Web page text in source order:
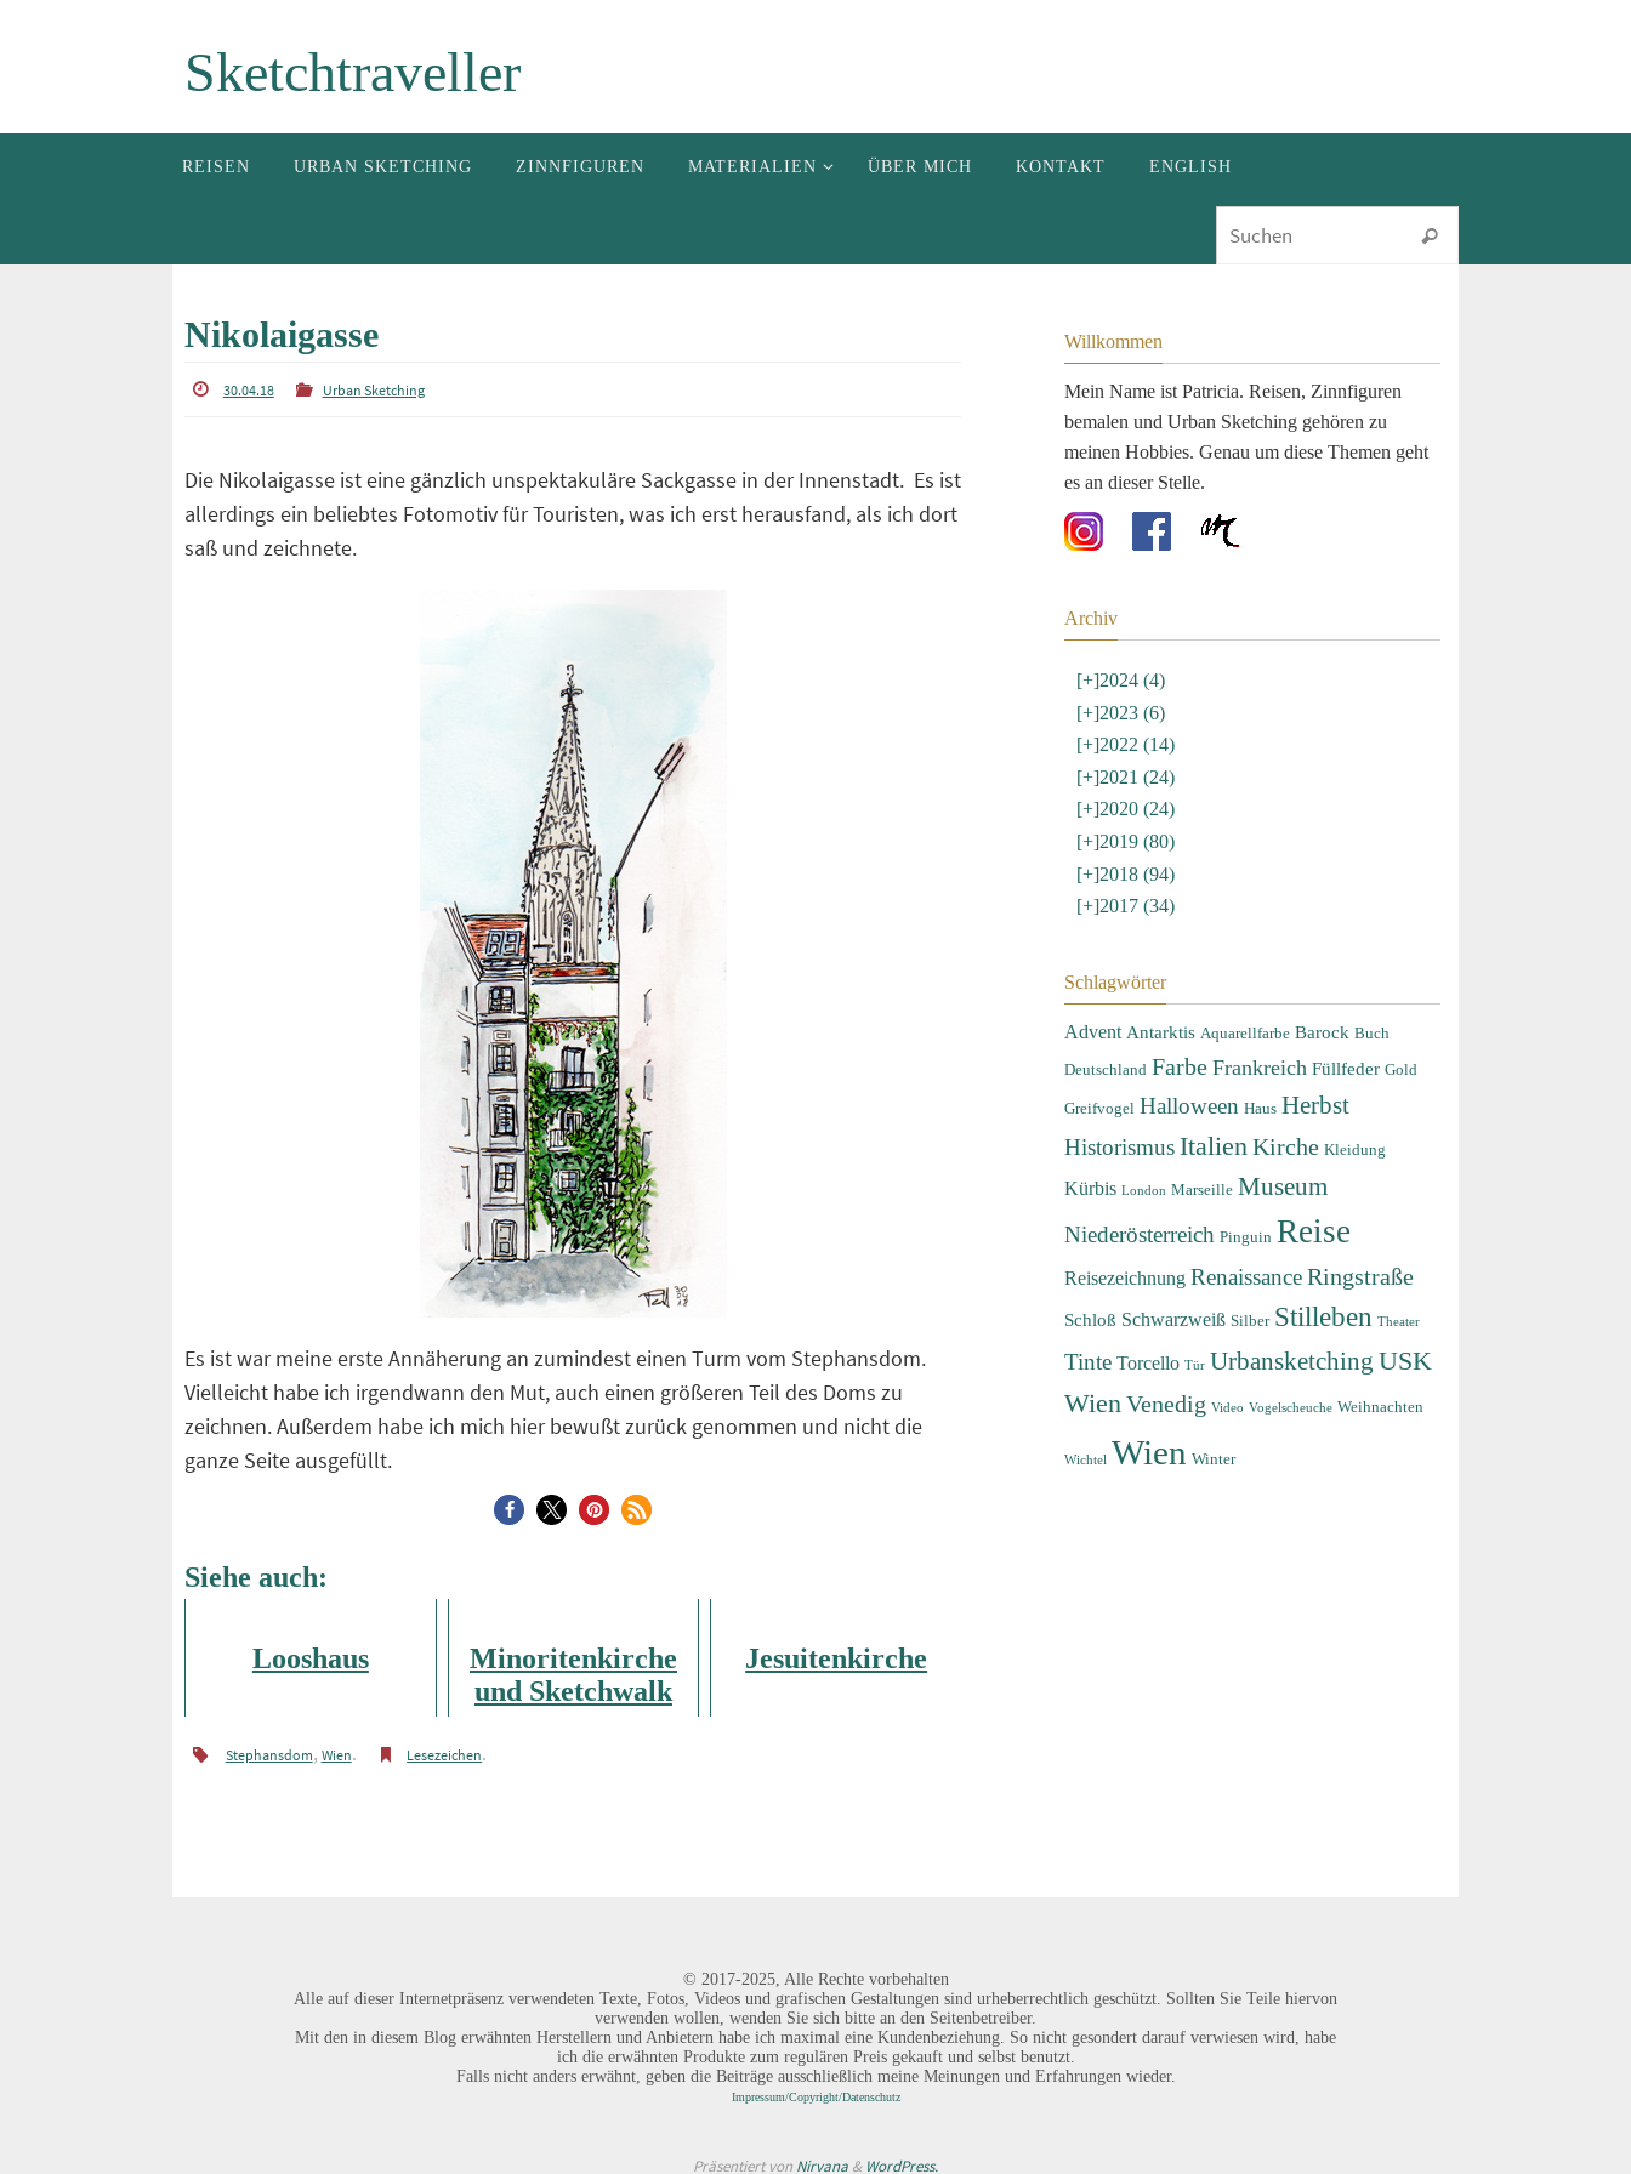
Sketchtraveller
REISEN URBAN SKETCHING ZINNFIGUREN MATERIALIEN ÜBER MICH KONTAKT ENGLISH
Suchen
Nikolaigasse
30.04.18 Urban Sketching
Die Nikolaigasse ist eine gänzlich unspektakuläre Sackgasse in der Innenstadt. Es ist
allerdings ein beliebtes Fotomotiv für Touristen, was ich erst herausfand, als ich dort
saß und zeichnete.
Es ist war meine erste Annäherung an zumindest einen Turm vom Stephansdom.
Vielleicht habe ich irgendwann den Mut, auch einen größeren Teil des Doms zu
zeichnen. Außerdem habe ich mich hier bewußt zurück genommen und nicht die
ganze Seite ausgefüllt.
Siehe auch:
Looshaus
Minoritenkirche
und Sketchwalk
Jesuitenkirche
Stephansdom, Wien. Lesezeichen.
Willkommen
Mein Name ist Patricia. Reisen, Zinnfiguren
bemalen und Urban Sketching gehören zu
meinen Hobbies. Genau um diese Themen geht
es an dieser Stelle.
Archiv
[+]2024 (4)
[+]2023 (6)
[+]2022 (14)
[+]2021 (24)
[+]2020 (24)
[+]2019 (80)
[+]2018 (94)
[+]2017 (34)
Schlagwörter
Advent Antarktis Aquarellfarbe Barock Buch
Deutschland Farbe Frankreich Füllfeder Gold
Greifvogel Halloween Haus Herbst
HistorismusItalien Kirche Kleidung
Kürbis London Marseille Museum
Niederösterreich Pinguin Reise
Reisezeichnung RenaissanceRingstraße
Schloß Schwarzweiß Silber Stilleben Theater
Tinte Torcello Tür Urbansketching USK
Wien Venedig Video Vogelscheuche Weihnachten
Wichtel Wien Winter
© 2017-2025, Alle Rechte vorbehalten
Alle auf dieser Internetpräsenz verwendeten Texte, Fotos, Videos und grafischen Gestaltungen sind urheberrechtlich geschützt. Sollten Sie Teile hiervon
verwenden wollen, wenden Sie sich bitte an den Seitenbetreiber.
Mit den in diesem Blog erwähnten Herstellern und Anbietern habe ich maximal eine Kundenbeziehung. So nicht gesondert darauf verwiesen wird, habe
ich die erwähnten Produkte zum regulären Preis gekauft und selbst benutzt.
Falls nicht anders erwähnt, geben die Beiträge ausschließlich meine Meinungen und Erfahrungen wieder.
Impressum/Copyright/Datenschutz
Präsentiert von Nirvana & WordPress.